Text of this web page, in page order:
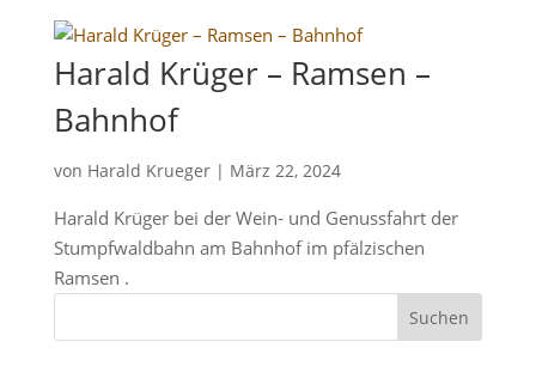
Harald Krüger – Ramsen –
Bahnhof
von Harald Krueger| März 22, 2024
Harald Krüger bei der Wein- und Genussfahrt der
Stumpfwaldbahn am Bahnhof im pfälzischen
Ramsen .